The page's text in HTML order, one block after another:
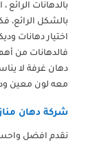
بالدهانات
بالشكل
اختيار دهانات
فالدهانات من
دهان غرفة لا
معه لون معين
شركة دهان
نقدم افضل